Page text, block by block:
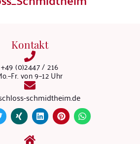
Kontakt
+49 (0)2447 / 216
von 9–12 Uhr
schmidtheim.de